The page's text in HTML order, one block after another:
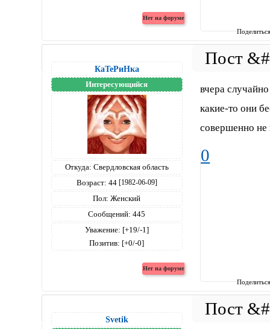
КаТеРиНка
Интересующийся
Откуда: Свердловская область
Возраст: 44 [1982-06-09]
Пол: Женский
Сообщений: 445
Уважение: [+19/-1]
Позитив: [+0/-0]
вчера
какие-то они
совершенно не
0
Svetik